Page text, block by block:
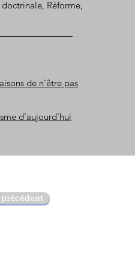
Réforme,
de n'être pas
d'aujourd'hui